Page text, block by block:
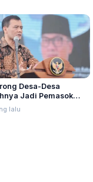
Desa-Desa
Jadi Pemasok
Program MBG
Ekonomi Lokal
lalu